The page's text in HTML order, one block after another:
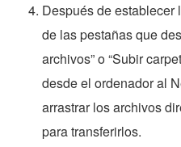
Después de
de las pestañas que
archivos” o “Subir
desde el ordenador al
arrastrar los archivos
para transferirlos.